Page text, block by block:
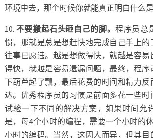
环境中去，那个时候你就能真正明白什么是
10. 不要搬起石头砸自己的脚。 程序员总
惯，那就是总是想赶快地完成自己手上的
往事已愿违。越是想做得快，就越是容易
得快，就越是容易遗漏问题，最终，程序
下葫芦起了瓢，最后花费的时间和精力反
达。优秀程序员的习惯是前面多花一些时
试验一下不同的解决方案，如果时间允
是，每4个小时的编程，需要一个小时的
小时的编码。当然，这因人而异，但其目